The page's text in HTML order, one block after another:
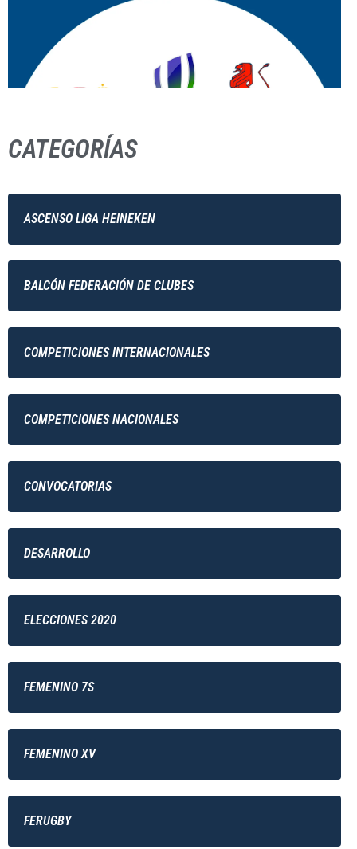
CATEGORÍAS
ASCENSO LIGA HEINEKEN
BALCÓN FEDERACIÓN DE CLUBES
COMPETICIONES INTERNACIONALES
COMPETICIONES NACIONALES
CONVOCATORIAS
DESARROLLO
ELECCIONES 2020
FEMENINO 7S
FEMENINO XV
FERUGBY